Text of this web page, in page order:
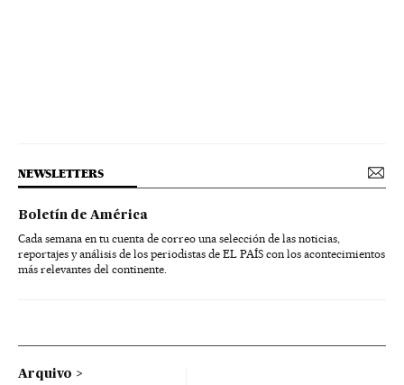
NEWSLETTERS
Boletín de América
Cada semana en tu cuenta de correo una selección de las noticias,
reportajes y análisis de los periodistas de EL PAÍS con los acontecimientos
más relevantes del continente.
Arquivo